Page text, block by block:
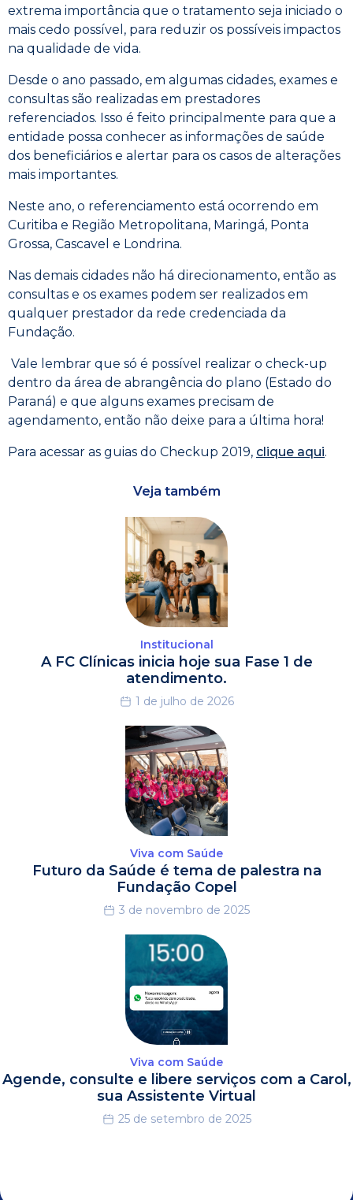
extrema importância que o tratamento seja iniciado o
mais cedo possível, para reduzir os possíveis impactos
na qualidade de vida.
Desde o ano passado, em algumas cidades, exames e
consultas são realizadas em prestadores
referenciados. Isso é feito principalmente para que a
entidade possa conhecer as informações de saúde
dos beneficiários e alertar para os casos de alterações
mais importantes.
Neste ano, o referenciamento está ocorrendo em
Curitiba e Região Metropolitana, Maringá, Ponta
Grossa, Cascavel e Londrina.
Nas demais cidades não há direcionamento, então as
consultas e os exames podem ser realizados em
qualquer prestador da rede credenciada da
Fundação.
Vale lembrar que só é possível realizar o check-up
dentro da área de abrangência do plano (Estado do
Paraná) e que alguns exames precisam de
agendamento, então não deixe para a última hora!
Para acessar as guias do Checkup 2019, clique aqui.
Veja também
Institucional
A FC Clínicas inicia hoje sua Fase 1 de
atendimento.
1 de julho de 2026
Viva com Saúde
Futuro da Saúde é tema de palestra na
Fundação Copel
3 de novembro de 2025
Viva com Saúde
Agende, consulte e libere serviços com a Carol,
sua Assistente Virtual
25 de setembro de 2025